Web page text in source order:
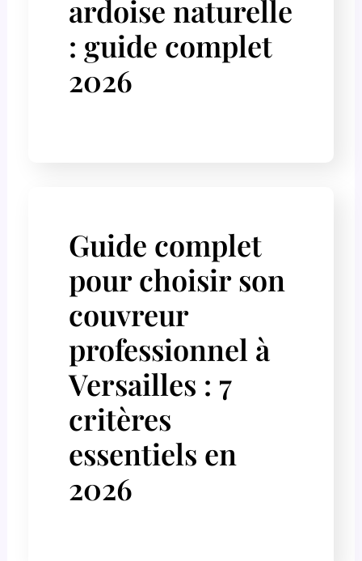
ardoise naturelle
: guide complet
2026
Guide complet
pour choisir son
couvreur
professionnel à
Versailles : 7
critères
essentiels en
2026